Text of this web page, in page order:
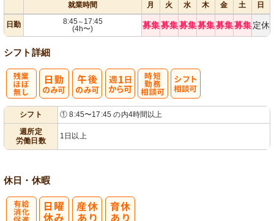
就業時間 月 火 水 木 金 土 日
日勤 8:45 ～ 17:45
(4h〜)
募集募集募集募集募集募集 定休
シフト詳細
シフト
① 8:45〜17:45 の内4時間以上
週所定
労働日数
1日以上
休日・休暇